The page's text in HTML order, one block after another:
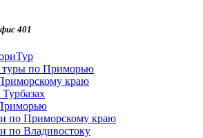
401
по Приморью
краю
по Приморскому краю
по Владивостоку